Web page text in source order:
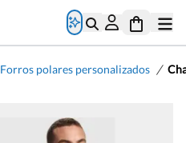
Forros polares personalizados /